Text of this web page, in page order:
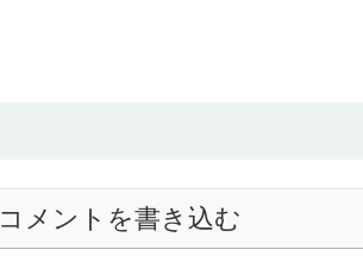
コメントを書き込む